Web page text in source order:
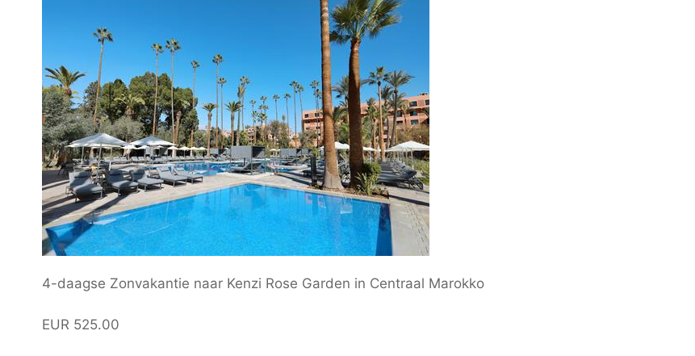
4-daagse Zonvakantie naar Kenzi Rose Garden in Centraal Marokko
EUR 525.00